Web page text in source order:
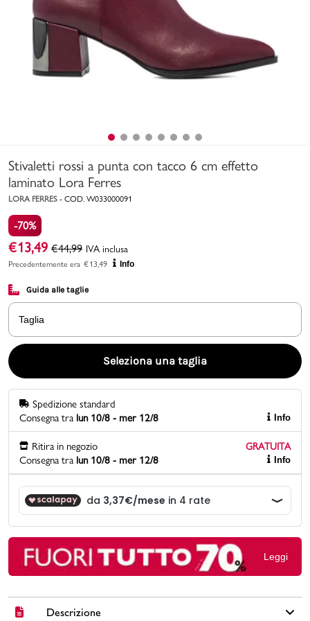
Uomo Bambino
Marchi
Promo & News
contatti
Gift card
Stivaletti rossi a punta con tacco 6 cm effetto
laminato Lora Ferres
LORA FERRES - COD. W033000091
-70%
€13,49 €44,99 IVA inclusa
Precedentemente era €13,49 Info
Guida alle taglie
Taglia
Seleziona una taglia
Spedizione standard
Consegna tra lun 10/8 - mer 12/8 Info
Ritira in negozio
GRATUITA
Consegna tra lun 10/8 - mer 12/8 Info
Leggi
Descrizione